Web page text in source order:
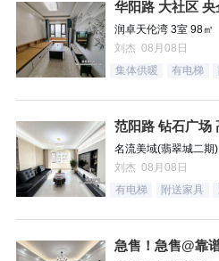
润卓天伦湾 3室 98㎡
刘杰 08月08日
集体供暖 有电梯
范阳路 钻石广场
名流美域(翡翠城二期
刘杰 08月08日
有电梯 附送家具